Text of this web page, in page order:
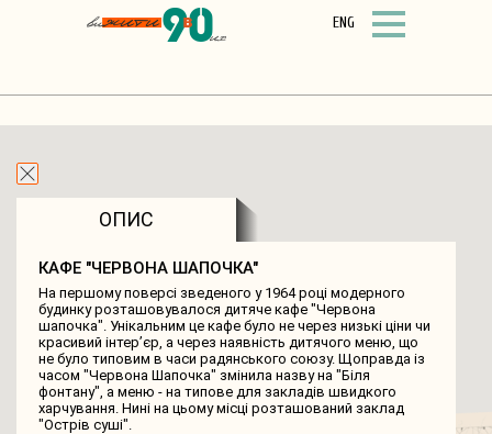
ENG
ОПИС
КАФЕ "ЧЕРВОНА ШАПОЧКА"
На першому поверсі зведеного у 1964 році модерного
будинку розташовувалося дитяче кафе "Червона
шапочка". Унікальним це кафе було не через низькі ціни чи
красивий інтер’єр, а через наявність дитячого меню, що
не було типовим в часи радянського союзу. Щоправда із
часом "Червона Шапочка" змінила назву на "Біля
фонтану", а меню - на типове для закладів швидкого
харчування. Нині на цьому місці розташований заклад
"Острів суші".